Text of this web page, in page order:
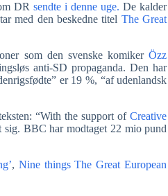
DR sendte i denne uge. De kalder
med den beskedne titel The Great
som den svenske komikerÖzz
anti-SD propaganda. Den har
er 19 %, “af udenlandsk
“With the support ofCreative
sig. BBC har modtaget 22 mio pund
, Nine things The Great European